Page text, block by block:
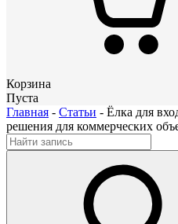
Корзина
Пуста
Главная - Статьи - Ёлка для
решения для коммерческих